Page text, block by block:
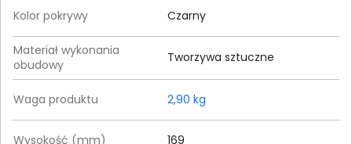
Kolor pokrywy Czarny
Materiał wykonania
obudowy
Tworzywa sztuczne
Waga produktu 2,90 kg
Wysokość (mm) 169